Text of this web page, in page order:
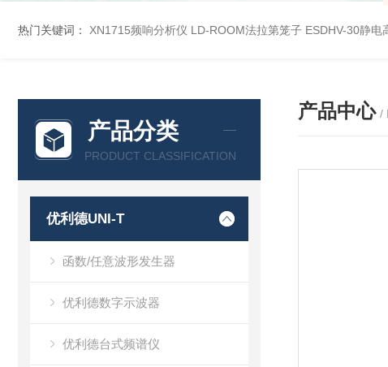
热门关键词： XN1715频响分析仪 LD-ROOM法拉第笼子 ESDHV-30静电
产品分类
PRODUCT CLASSIFICATION
优利德UNI-T
函数/任意波形发生器
优利德数字示波器
优利德台式频谱仪
产品中心 /